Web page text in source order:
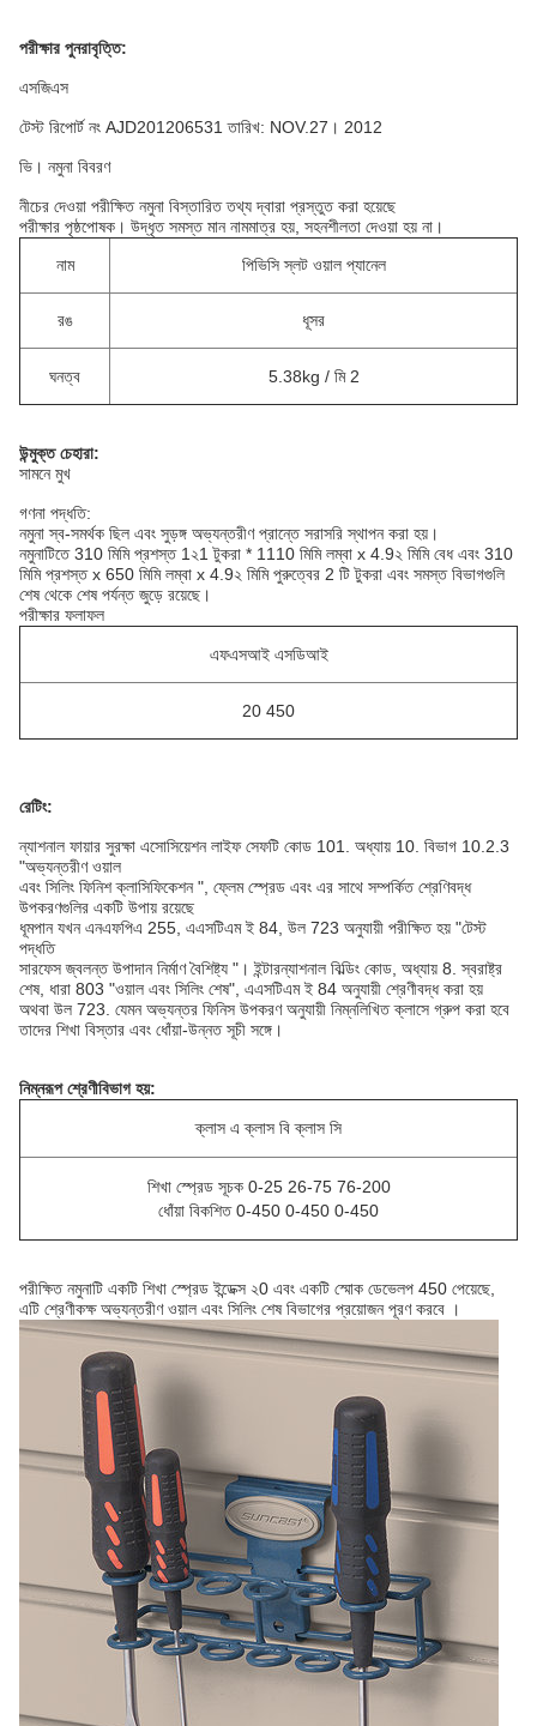
পরীক্ষার পুনরাবৃত্তি:
এসজিএস
টেস্ট রিপোর্ট নং AJD201206531 তারিখ: NOV.27। 2012
ভি। নমুনা বিবরণ
নীচের দেওয়া পরীক্ষিত নমুনা বিস্তারিত তথ্য দ্বারা প্রস্তুত করা হয়েছে
পরীক্ষার পৃষ্ঠপোষক। উদ্ধৃত সমস্ত মান নামমাত্র হয়, সহনশীলতা দেওয়া হয় না।
নাম
পিভিসি স্লট ওয়াল প্যানেল
রঙ ধূসর
ঘনত্ব 5.38kg / মি 2
উন্মুক্ত চেহারা:
সামনে মুখ
গণনা পদ্ধতি:
নমুনা স্ব-সমর্থক ছিল এবং সুড়ঙ্গ অভ্যন্তরীণ প্রান্তে সরাসরি স্থাপন করা হয়।
নমুনাটিতে 310 মিমি প্রশস্ত 1২1 টুকরা * 1110 মিমি লম্বা x 4.9২ মিমি বেধ এবং 310
মিমি প্রশস্ত x 650 মিমি লম্বা x 4.9২ মিমি পুরুত্বের 2 টি টুকরা এবং সমস্ত বিভাগগুলি
শেষ থেকে শেষ পর্যন্ত জুড়ে রয়েছে।
পরীক্ষার ফলাফল
এফএসআই এসডিআই
20 450
রেটিং:
ন্যাশনাল ফায়ার সুরক্ষা এসোসিয়েশন লাইফ সেফটি কোড 101. অধ্যায় 10. বিভাগ 10.2.3
"অভ্যন্তরীণ ওয়াল
এবং সিলিং ফিনিশ ক্লাসিফিকেশন ", ফ্লেম স্প্রেড এবং এর সাথে সম্পর্কিত শ্রেণিবদ্ধ
উপকরণগুলির একটি উপায় রয়েছে
ধূমপান যখন এনএফপিএ 255, এএসটিএম ই 84, উল 723 অনুযায়ী পরীক্ষিত হয় "টেস্ট
পদ্ধতি
সারফেস জ্বলন্ত উপাদান নির্মাণ বৈশিষ্ট্য "। ইন্টারন্যাশনাল বিল্ডিং কোড, অধ্যায় 8. স্বরাষ্ট্র
শেষ, ধারা 803 "ওয়াল এবং সিলিং শেষ", এএসটিএম ই 84 অনুযায়ী শ্রেণীবদ্ধ করা হয়
অথবা উল 723. যেমন অভ্যন্তর ফিনিস উপকরণ অনুযায়ী নিম্নলিখিত ক্লাসে গ্রুপ করা হবে
তাদের শিখা বিস্তার এবং ধোঁয়া-উন্নত সূচী সঙ্গে।
নিম্নরূপ শ্রেণীবিভাগ হয়:
ক্লাস এ ক্লাস বি ক্লাস সি
শিখা স্প্রেড সূচক 0-25 26-75 76-200
ধোঁয়া বিকশিত 0-450 0-450 0-450
পরীক্ষিত নমুনাটি একটি শিখা স্প্রেড ইন্ডেক্স ২0 এবং একটি স্মোক ডেভেলপ 450 পেয়েছে,
এটি শ্রেণীকক্ষ অভ্যন্তরীণ ওয়াল এবং সিলিং শেষ বিভাগের প্রয়োজন পূরণ করবে ।